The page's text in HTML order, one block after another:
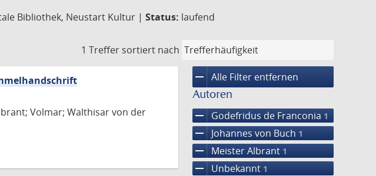
Bibliothek, Neustart Kultur | Status: laufend
1 Treffer sortiert nach
remove Alle Filter entfernen
Autoren
remove Godefridus de Franconia 1
remove Johannes von Buch 1
remove Meister Albrant 1
remove Unbekannt 1
Volmar; Walthisar von der